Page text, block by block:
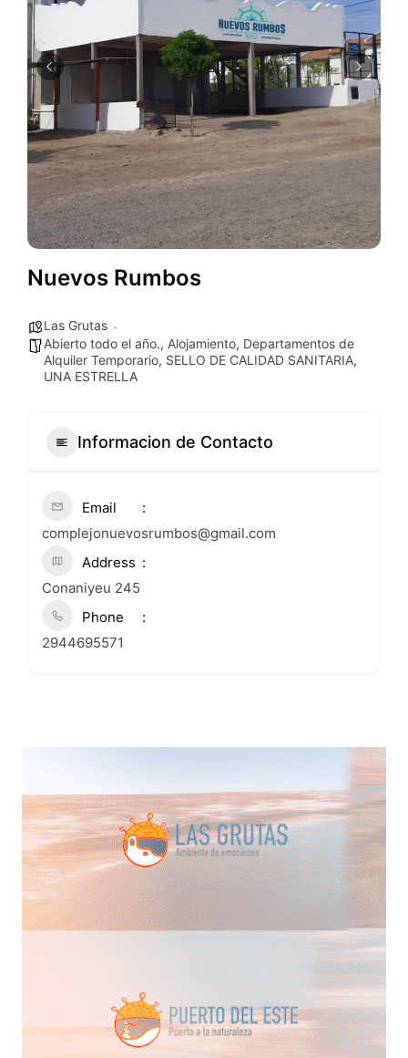
Nuevos Rumbos
Las Grutas
Abierto todo el año., Alojamiento, Departamentos de
Alquiler Temporario, SELLO DE CALIDAD SANITARIA,
UNA ESTRELLA
Informacion de Contacto
Email
complejonuevosrumbos@gmail.com
Address
Conaniyeu 245
Phone
2944695571